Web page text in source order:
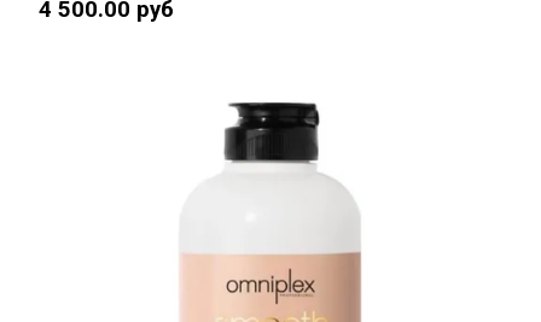
4 500.00 руб